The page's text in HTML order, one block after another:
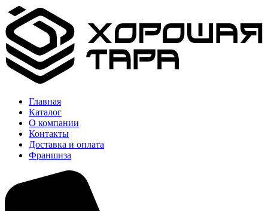
Главная
Каталог
О компании
Контакты
Доставка и оплата
Франшиза